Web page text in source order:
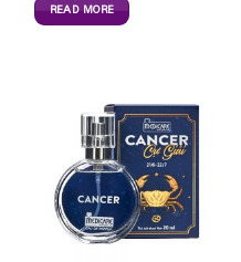
READ MORE